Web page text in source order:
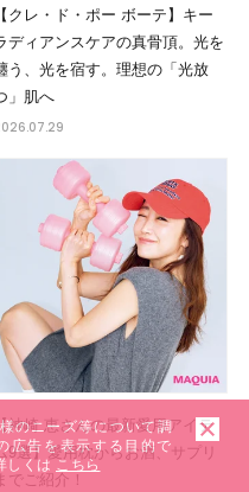
【クレ・ド・ポー ボーテ】キー
ディアンスケアの真骨頂。光を
う、光を宿す。理想の「光放
」肌へ
神崎 恵さんの最新愛用アイテ
9選】愛用枕からお酒、サプリ
までご紹介！
のニーズ等について調
広告を表示する目的で
しくは こちら